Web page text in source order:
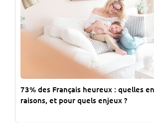
73% des Français heureux : quelles
raisons, et pour quels enjeux ?